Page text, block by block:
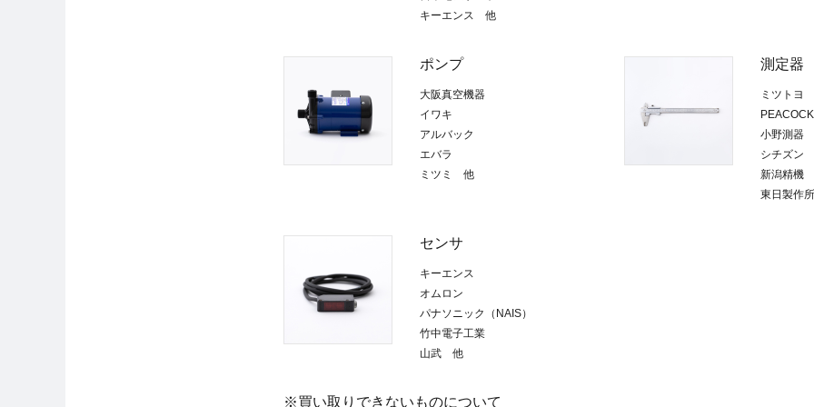
キーエンス 他
ポンプ
大阪真空機器
イワキ
アルバック
エバラ
ミツミ 他
測定器
ミツトヨ
PEACOCK
小野測器
シチズン
新潟精機
東日製作
センサ
キーエンス
オムロン
パナソニック（NAIS）
竹中電子工業
山武 他
※買い取りできないものについて